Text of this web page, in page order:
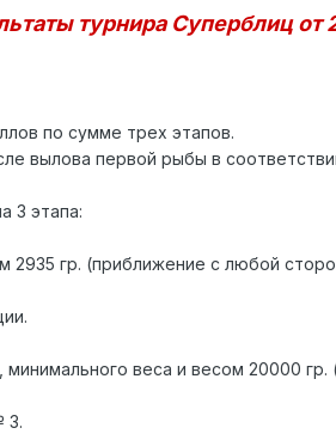
турнира Суперблиц от
по сумме трех этапов.
вылова первой рыбы в
3 этапа:
2935 гр. (приближение с любой
минимального веса и весом 20000
3.